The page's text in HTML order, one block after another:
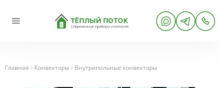
Главная Конвекторы Внутрипольные конвекторы